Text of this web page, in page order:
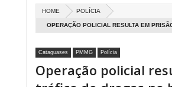
HOME POLÍCIA
OPERAÇÃO POLICIAL RESULTA EM
Cataguases PMMG Polícia
Operação policial